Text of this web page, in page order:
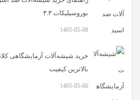
بوروسیلیکات ۳.۳
1405-05-08
بالاترین کیفیت
1405-05-06